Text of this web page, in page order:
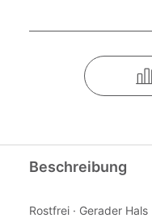
Beschreibung
Rostfrei · Gerader Hals